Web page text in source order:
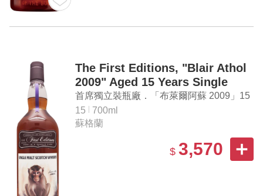
The First Editions, "Blair Athol
2009" Aged 15 Years Single
Malt Scotch Whisky
首席獨立裝瓶廠．「布萊爾阿蘇 2009」15
年單一麥芽蘇格蘭威士忌
15
700ml
蘇格蘭
$ 3,570